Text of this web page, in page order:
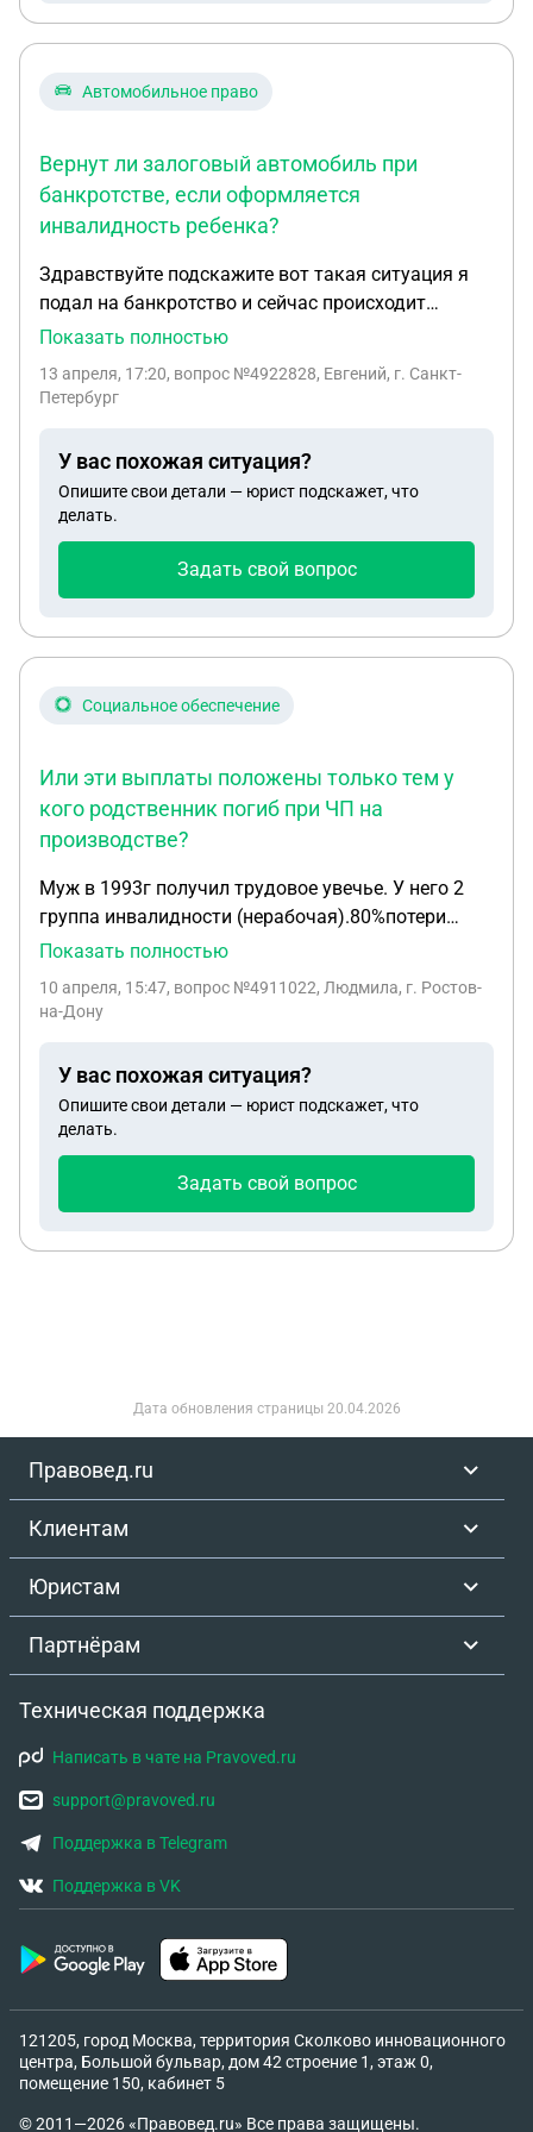
Автомобильное право
Вернут ли залоговый автомобиль при
банкротстве, если оформляется
инвалидность ребенка?
Здравствуйте подскажите вот такая ситуация я
подал на банкротство и сейчас происходит
реализация автомобиля залогового. И сейчас мы
машину должны вернуть или нет?
Показать полностью
13 апреля, 17:20, вопрос №4922828, Евгений, г. Санкт-
Петербург
У вас похожая ситуация?
Опишите свои детали — юрист подскажет, что
делать.
Задать свой вопрос
Социальное обеспечение
Или эти выплаты положены только тем у
кого родственник погиб при ЧП на
производстве?
Муж в 1993г получил трудовое увечье. У него 2
группа инвалидности (нерабочая).80%потери
трудоспособности. Получал пособие по
этом году муж умер. Положены ли мне
родственник погиб при ЧП на производстве?
Показать полностью
10 апреля, 15:47, вопрос №4911022, Людмила, г. Ростов-
на-Дону
У вас похожая ситуация?
Опишите свои детали — юрист подскажет, что
делать.
Задать свой вопрос
Дата обновления страницы 20.04.2026
Правовед.ru
Клиентам
Юристам
Партнёрам
Техническая поддержка
Написать в чате на Pravoved.ru
support@pravoved.ru
Поддержка в Telegram
Поддержка в VK
121205, город Москва, территория Сколково инновационного
центра, Большой бульвар, дом 42 строение 1, этаж 0,
помещение 150, кабинет 5
© 2011—2026 «Правовед.ru» Все права защищены.